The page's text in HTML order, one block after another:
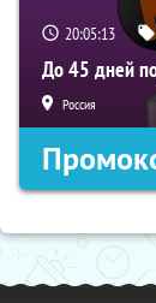
20:05:12
До 45 дней
Россия